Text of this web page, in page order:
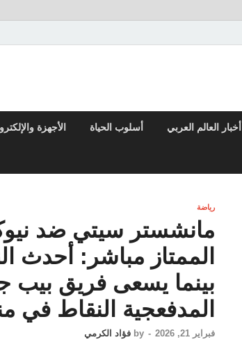
أخبار العالم العربي أسلوب الحياة الأجهزة
رياضة
مانشستر سيتي ضد
الممتاز مباشر: أحدث
بينما يسعى فريق بيب
المدفعجية النقاط في
فبراير 21, 2026 -
by فؤاد الكرمي